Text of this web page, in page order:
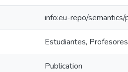
info:eu-repo/semantics/
Estudiantes,
Publication